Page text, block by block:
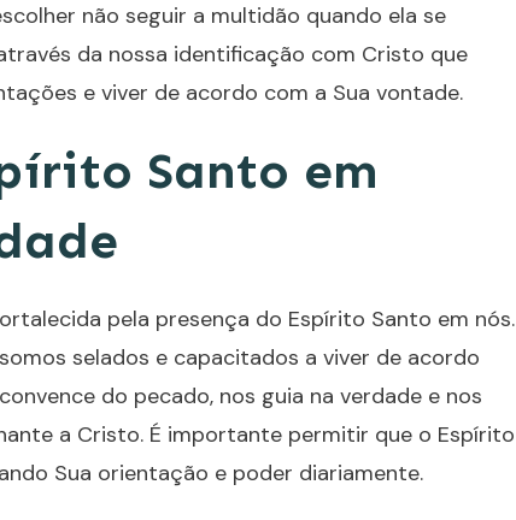
não seguir a multidão quando ela se
da nossa identificação com Cristo que
e viver de acordo com a Sua vontade.
Santo em
pela presença do Espírito Santo em nós.
selados e capacitados a viver de acordo
do pecado, nos guia na verdade e nos
a Cristo. É importante permitir que o Espírito
Sua orientação e poder diariamente.